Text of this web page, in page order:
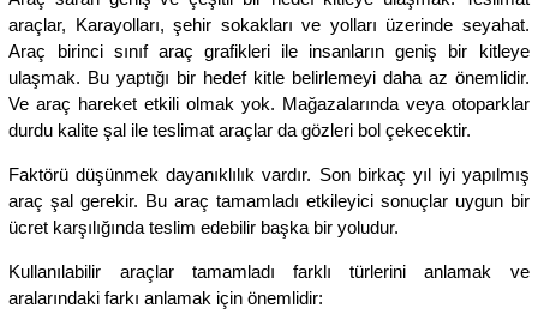
araçlar, Karayolları, şehir sokakları ve yolları üzerinde seyahat.
Araç birinci sınıf araç grafikleri ile insanların geniş bir kitleye
ulaşmak. Bu yaptığı bir hedef kitle belirlemeyi daha az önemlidir.
Ve araç hareket etkili olmak yok. Mağazalarında veya otoparklar
durdu kalite şal ile teslimat araçlar da gözleri bol çekecektir.
Faktörü düşünmek dayanıklılık vardır. Son birkaç yıl iyi yapılmış
araç şal gerekir. Bu araç tamamladı etkileyici sonuçlar uygun bir
ücret karşılığında teslim edebilir başka bir yoludur.
Kullanılabilir araçlar tamamladı farklı türlerini anlamak ve
aralarındaki farkı anlamak için önemlidir: